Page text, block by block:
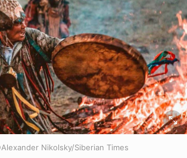
Nikolsky/Siberian Times